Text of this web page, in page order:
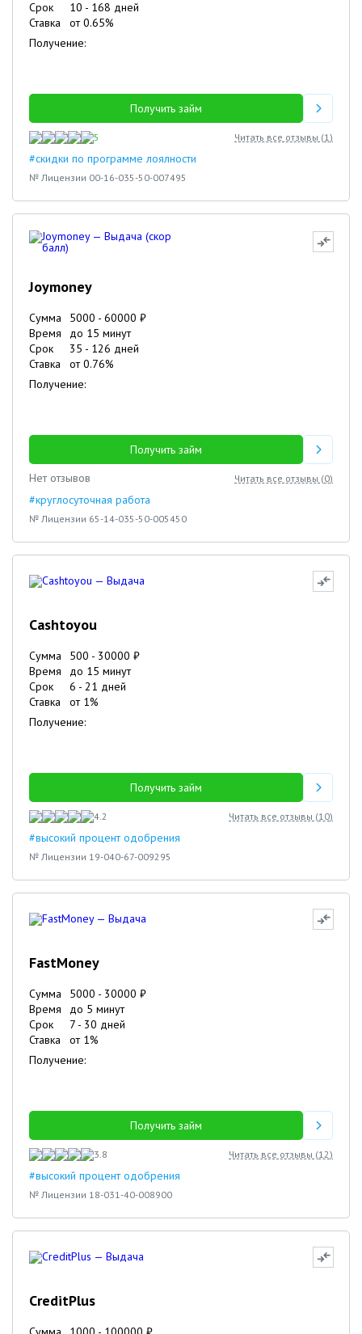
Срок
10 - 168 дней
Ставка
от0.65%
Получение:
Получить займ
5 Читать все отзывы (1)
#скидки по программе лоялности
№ Лицензии 00-16-035-50-007495
Joymoney
Сумма 5000 - 60000 ₽
Время
до 15 минут
Срок
35 - 126 дней
Ставка
от0.76%
Получение:
Получить займ
Нет отзывов
Читать все отзывы (0)
#круглосуточная работа
№ Лицензии 65-14-035-50-005450
Cashtoyou
Сумма 500 - 30000 ₽
Время
до 15 минут
Срок
6 - 21 дней
Ставка
от 1%
Получение:
Получить займ
4.2 Читать все отзывы (10)
#высокий процент одобрения
№ Лицензии 19-040-67-009295
FastMoney
Сумма 5000 - 30000 ₽
Время
до 5 минут
Срок
7 - 30 дней
Ставка
от 1%
Получение:
Получить займ
3.8 Читать все отзывы (12)
#высокий процент одобрения
№ Лицензии 18-031-40-008900
CreditPlus